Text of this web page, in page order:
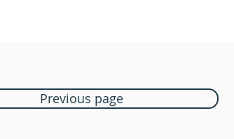
Previous page